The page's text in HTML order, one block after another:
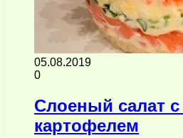
05.08.2019
0
Слоеный салат с
картофелем